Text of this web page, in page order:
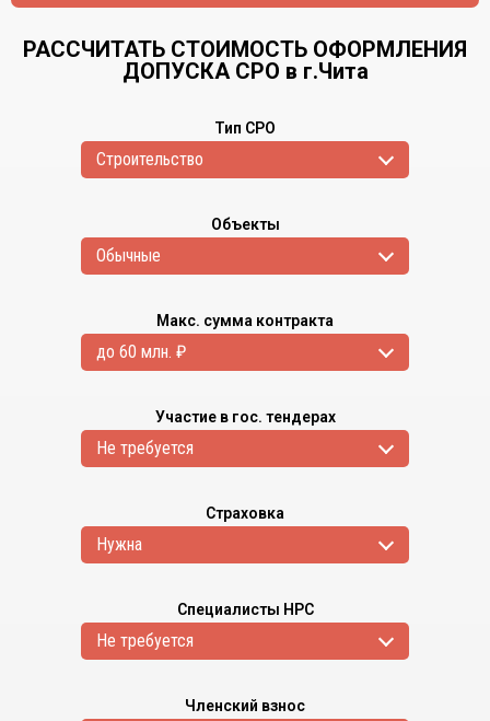
РАССЧИТАТЬ СТОИМОСТЬ ОФОРМЛЕНИЯ
ДОПУСКА СРО в г.Чита
Тип СРО
Cтроительство
Объекты
Обычные
Макс. сумма контракта
до 60 млн. ₽
Участие в гос. тендерах
Не требуется
Страховка
Нужна
Специалисты НРС
Не требуется
Членский взнос